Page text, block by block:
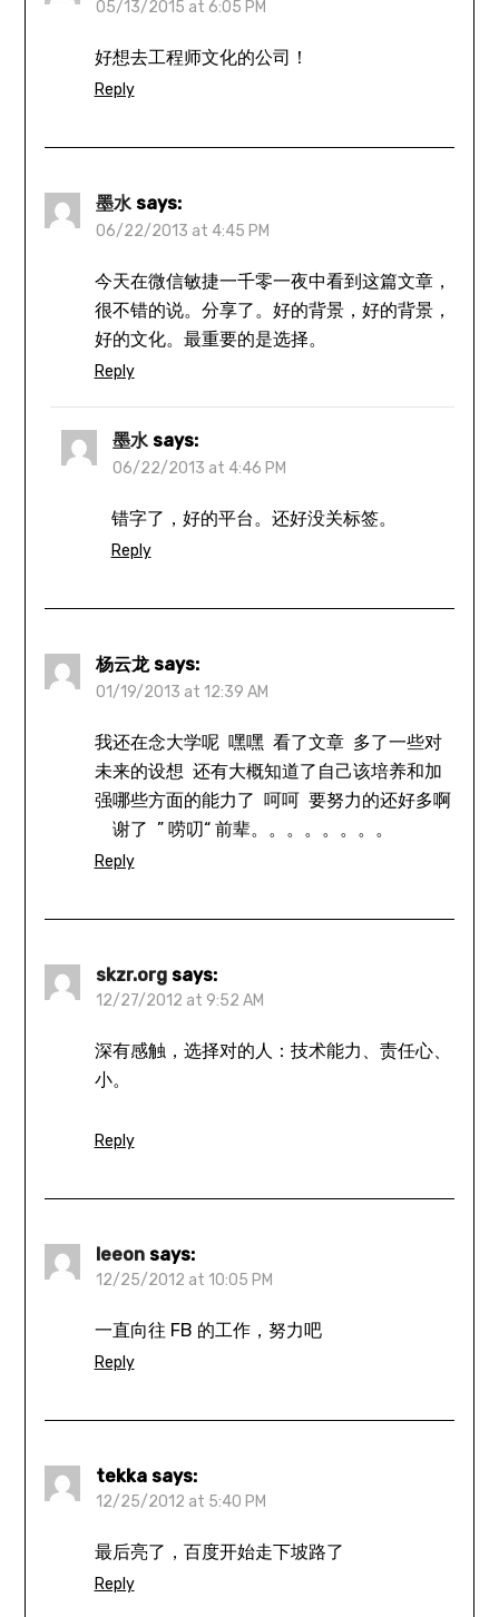
05/13/2015 at 6:05 PM
好想去工程师文化的公司！
Reply
墨水 says:
06/22/2013 at 4:45 PM
今天在微信敏捷一千零一夜中看到这篇文章，
很不错的说。分享了。好的背景，好的背景，
好的文化。最重要的是选择。
Reply
墨水 says:
06/22/2013 at 4:46 PM
错字了，好的平台。还好没关标签。
Reply
杨云龙 says:
01/19/2013 at 12:39 AM
我还在念大学呢 嘿嘿 看了文章 多了一些对
未来的设想 还有大概知道了自己该培养和加
强哪些方面的能力了 呵呵 要努力的还好多啊
谢了 ” 唠叨“ 前辈。。。。。。。。
Reply
skzr.org says:
12/27/2012 at 9:52 AM
深有感触，选择对的人：技术能力、责任心、
小。
Reply
leeon says:
12/25/2012 at 10:05 PM
一直向往 FB 的工作，努力吧
Reply
tekka says:
12/25/2012 at 5:40 PM
最后亮了，百度开始走下坡路了
Reply